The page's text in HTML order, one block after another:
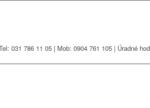
031 786 11 05 | Mob: 0904 761 105 | Úradné